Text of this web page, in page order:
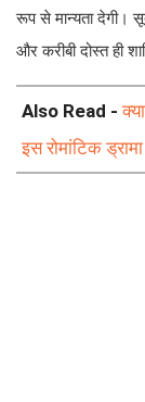
रूप से मान्यता देगी।
और करीबी दोस्त ही
Also Read -
इस रोमांटिक